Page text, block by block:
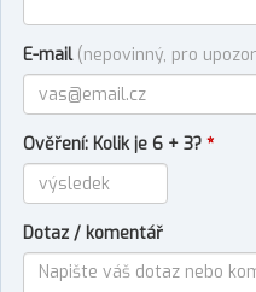
E-mail (nepovinný, pro
Ověření: Kolik je 6 + 3? *
Dotaz / komentář